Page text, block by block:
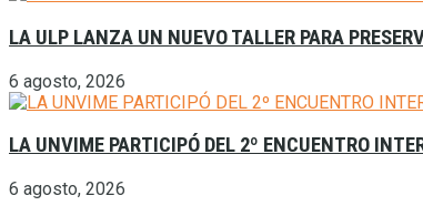
LA ULP LANZA UN NUEVO TALLER PARA
6 agosto, 2026
LA UNVIME PARTICIPÓ DEL 2º ENCUENTRO
6 agosto, 2026